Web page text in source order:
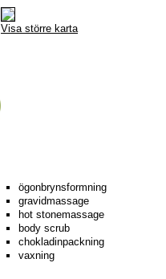
Visa större karta
ögonbrynsformning
gravidmassage
hot stonemassage
body scrub
chokladinpackning
vaxning